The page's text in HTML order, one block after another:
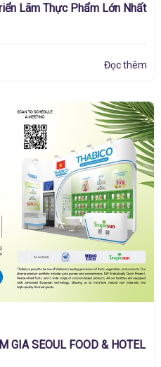
Lãm Thực Phẩm Lớn Nhất
Đọc thêm
GIA SEOUL FOOD & HOTEL